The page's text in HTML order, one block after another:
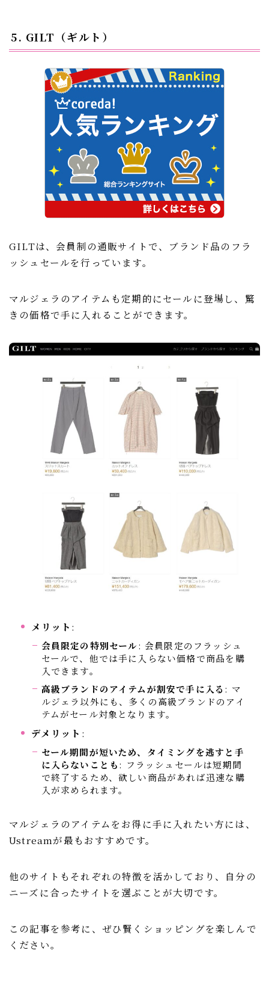
5. GILT（ギルト）
GILTは、会員制の通販サイトで、ブランド品のフラ
ッシュセールを行っています。
マルジェラのアイテムも定期的にセールに登場し、驚
きの価格で手に入れることができます。
メリット :
会員限定の特別セール: 会員限定のフラッシュ
セールで、他では手に入らない価格で商品を購
入できます。
高級ブランドのアイテムが割安で手に入る : マ
ルジェラ以外にも、多くの高級ブランドのアイ
テムがセール対象となります。
デメリット :
セール期間が短いため、タイミングを逃すと手
に入らないことも: フラッシュセールは短期間
で終了するため、欲しい商品があれば迅速な購
入が求められます。
マルジェラのアイテムをお得に手に入れたい方には、
Ustreamが最もおすすめです。
他のサイトもそれぞれの特徴を活かしており、自分の
ニーズに合ったサイトを選ぶことが大切です。
この記事を参考に、ぜひ賢くショッピングを楽しんで
ください。